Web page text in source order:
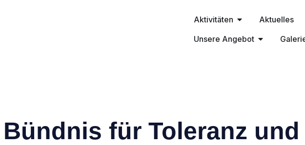
Aktivitäten Aktuelles
Unsere Angebot
Bündnis für Toleranz